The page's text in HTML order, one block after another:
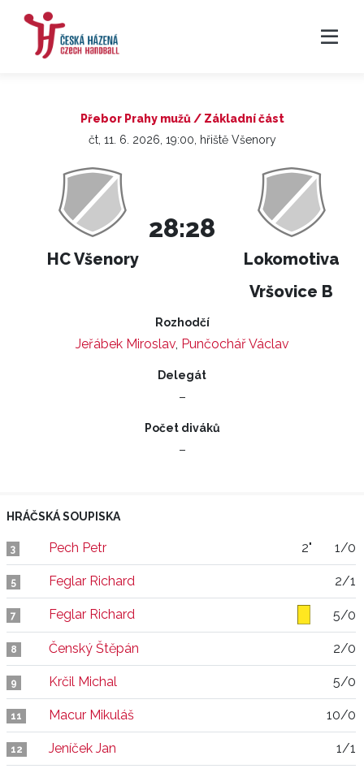
Přebor Prahy mužů / Základní část
čt, 11. 6. 2026, 19:00, hřiště Všenory
HC Všenory
28:28
Lokomotiva
Vršovice B
Rozhodčí
Jeřábek Miroslav, Punčochář Václav
Delegát
–
Počet diváků
–
HRÁČSKÁ SOUPISKA
3 Pech Petr 2" 1/0
5 Feglar Richard 2/1
7 Feglar Richard 5/0
8 Čenský Štěpán 2/0
9 Krčil Michal 5/0
11 Macur Mikuláš 10/0
12 Jeníček Jan 1/1